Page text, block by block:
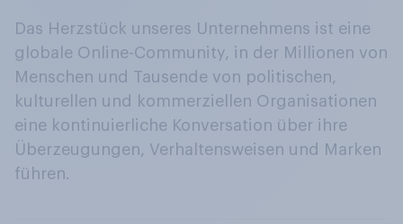
Das Herzstück unseres Unternehmens ist eine
globale Online-Community, in der Millionen von
Menschen und Tausende von politischen,
kulturellen und kommerziellen Organisationen
eine kontinuierliche Konversation über ihre
Überzeugungen, Verhaltensweisen und Marken
führen.